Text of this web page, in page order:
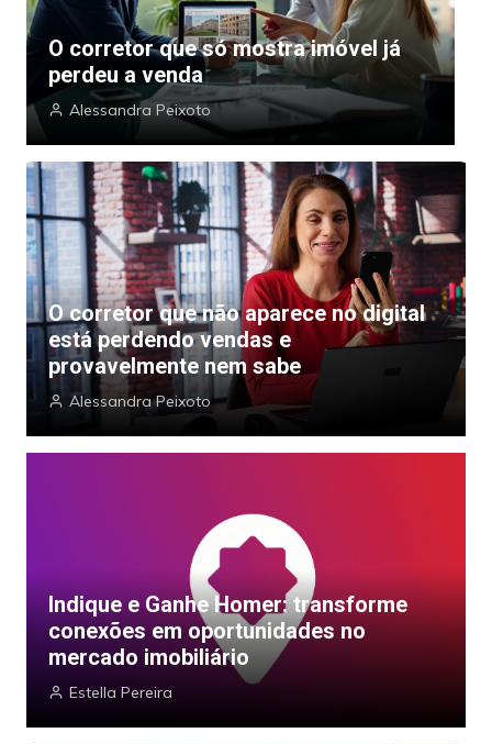
O corretor que só mostra imóvel já
perdeu a venda
Alessandra Peixoto
O corretor que não aparece no digital
está perdendo vendas e
provavelmente nem sabe
Alessandra Peixoto
Indique e Ganhe Homer: transforme
conexões em oportunidades no
mercado imobiliário
Estella Pereira